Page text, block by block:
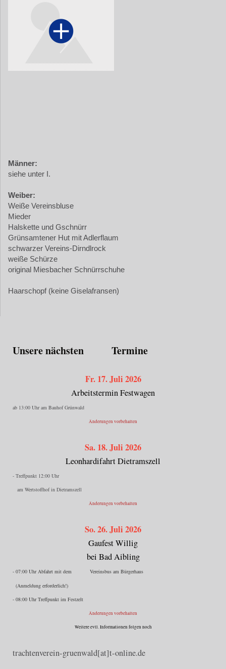
Männer:
siehe unter I.
Weiber:
Weiße Vereinsbluse
Mieder
Halskette und Gschnürr
Grünsamtener Hut mit Adlerflaum
schwarzer Vereins-Dirndlrock
weiße Schürze
original Miesbacher Schnürrschuhe
Haarschopf (keine Giselafransen)
Unsere nächsten Termine
Fr. 17. Juli 2026
Arbeitstermin Festwagen
ab 13:00 Uhr am Bauhof Grünwald
Änderungen vorbehalten
Sa. 18. Juli 2026
Leonhardifahrt Dietramszell
- Treffpunkt 12:00 Uhr
am Wertstoffhof in Dietramszell
Änderungen vorbehalten
So. 26. Juli 2026
Gaufest Willig
bei Bad Aibling
- 07:00 Uhr Abfahrt mit dem Vereinsbus am Bürgerhaus
(Anmeldung erforderlich!)
- 08:00 Uhr Treffpunkt im Festzelt
Änderungen vorbehalten
Weitere evtl. Informationen folgen noch
trachtenverein-gruenwald[at]t-online.de